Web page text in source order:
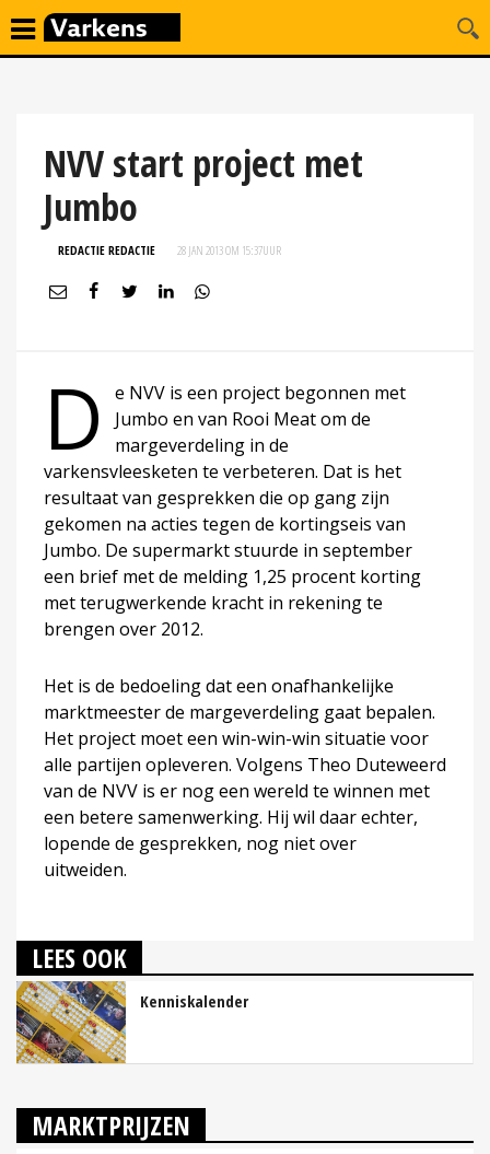
NVV start project met
Jumbo
REDACTIE REDACTIE 28 JAN 2013 OM 15:37UUR
D
e NVV is een project begonnen met
Jumbo en van Rooi Meat om de
margeverdeling in de
varkensvleesketen te verbeteren. Dat is het
resultaat van gesprekken die op gang zijn
gekomen na acties tegen de kortingseis van
Jumbo. De supermarkt stuurde in september
een brief met de melding 1,25 procent korting
met terugwerkende kracht in rekening te
brengen over 2012.
Het is de bedoeling dat een onafhankelijke
marktmeester de margeverdeling gaat bepalen.
Het project moet een win-win-win situatie voor
alle partijen opleveren. Volgens Theo Duteweerd
van de NVV is er nog een wereld te winnen met
een betere samenwerking. Hij wil daar echter,
lopende de gesprekken, nog niet over
uitweiden.
LEES OOK
Kenniskalender
MARKTPRIJZEN